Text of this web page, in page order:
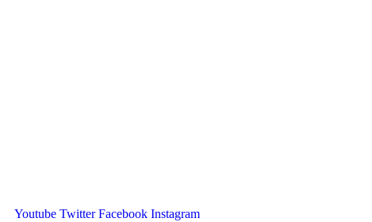
Youtube Twitter Facebook Instagram